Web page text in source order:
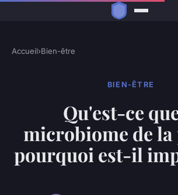
Accueil›Bien-être
BIEN-ÊTRE
Qu'est-ce
microbiome de la
pourquoi est-il